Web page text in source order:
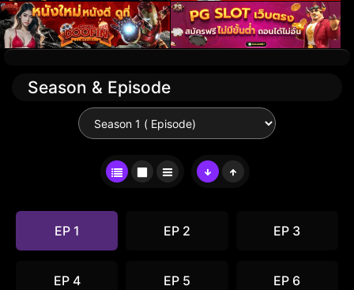
Season & Episode
EP 1 EP 2 EP 3
EP 4 EP 5 EP 6